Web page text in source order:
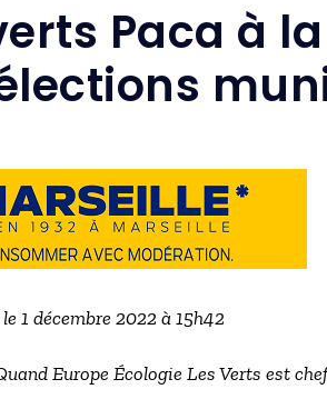
Paca à
1 décembre 2022 à 15h42
Europe Écologie Les Verts est